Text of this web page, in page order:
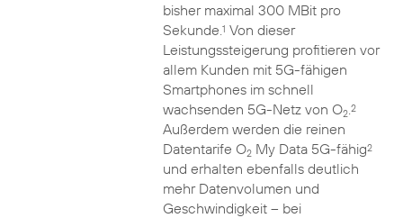
bisher maximal 300 MBit pro
Sekunde.1 Von dieser
Leistungssteigerung profitieren vor
allem Kunden mit 5G-fähigen
Smartphones im schnell
wachsenden 5G-Netz von O2.2
Außerdem werden die reinen
Datentarife O2My Data 5G-fähig2
und erhalten ebenfalls deutlich
mehr Datenvolumen und
Geschwindigkeit – bei